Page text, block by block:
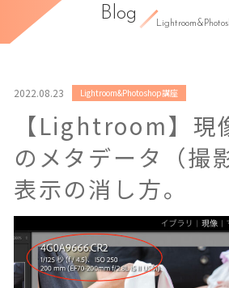
Blog
2022.08.23 Lightroom&Photoshop講座
【Lightroom】現
のメタデータ（撮
表示の消し方。